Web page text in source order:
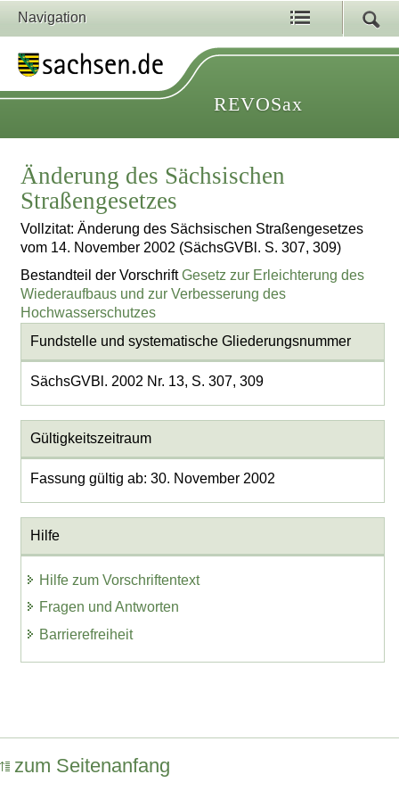
Navigation
REVOSax
Änderung des Sächsischen
Straßengesetzes
Vollzitat: Änderung des Sächsischen Straßengesetzes
vom 14. November 2002 (SächsGVBl. S. 307, 309)
Bestandteil der VorschriftGesetz zur Erleichterung des
Wiederaufbaus und zur Verbesserung des
Hochwasserschutzes
Fundstelle und systematische Gliederungsnummer
SächsGVBl. 2002 Nr. 13, S. 307, 309
Gültigkeitszeitraum
Fassung gültig ab: 30. November 2002
Hilfe
Hilfe zum Vorschriftentext
Fragen und Antworten
Barrierefreiheit
zum Seitenanfang